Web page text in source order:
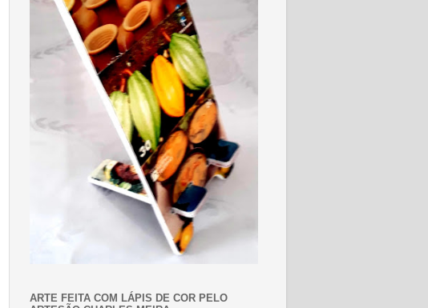
ARTE FEITA COM LÁPIS DE COR PELO